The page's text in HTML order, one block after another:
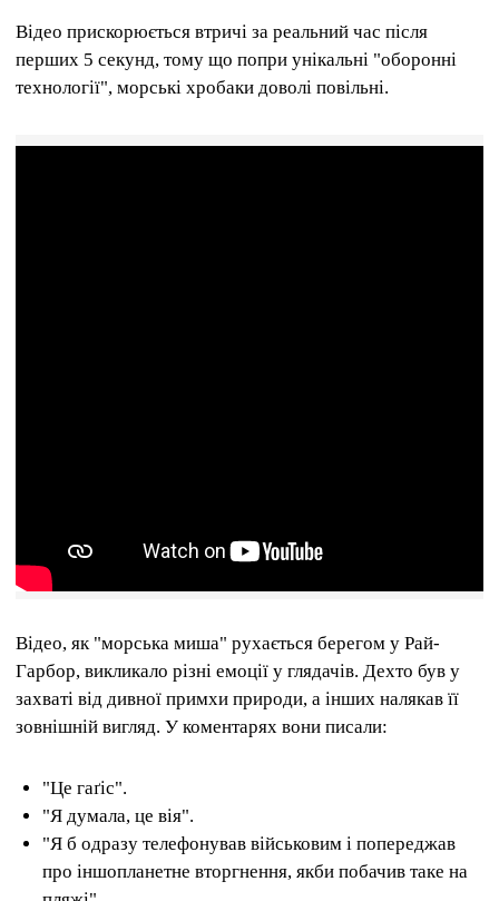
Відео прискорюється втричі за реальний час після
перших 5 секунд, тому що попри унікальні "оборонні
технології", морські хробаки доволі повільні.
Відео, як "морська миша" рухається берегом у Рай-
Гарбор, викликало різні емоції у глядачів. Дехто був у
захваті від дивної примхи природи, а інших налякав її
зовнішній вигляд. У коментарях вони писали:
"Це гаґіс".
"Я думала, це вія".
"Я б одразу телефонував військовим і попереджав
про іншопланетне вторгнення, якби побачив таке на